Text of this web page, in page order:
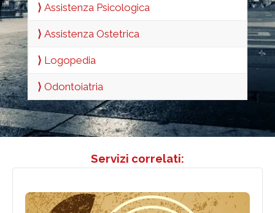
⟩ Assistenza Psicologica
⟩ Assistenza Ostetrica
⟩ Logopedia
⟩ Odontoiatria
Servizi correlati: